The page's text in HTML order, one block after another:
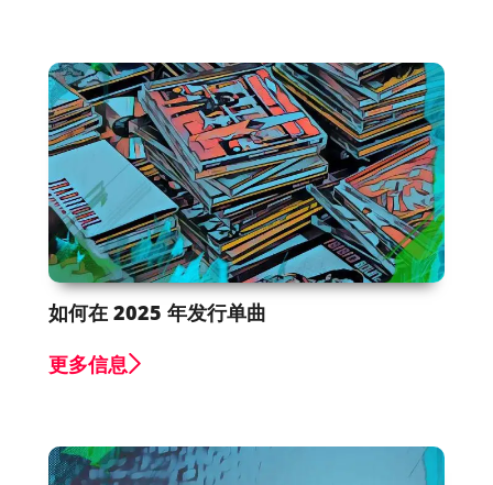
如何在 2025 年发行单曲
更多信息